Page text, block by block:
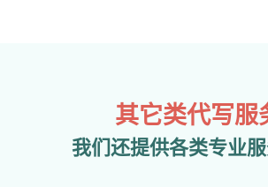
其它类代写服
我们还提供各类专业